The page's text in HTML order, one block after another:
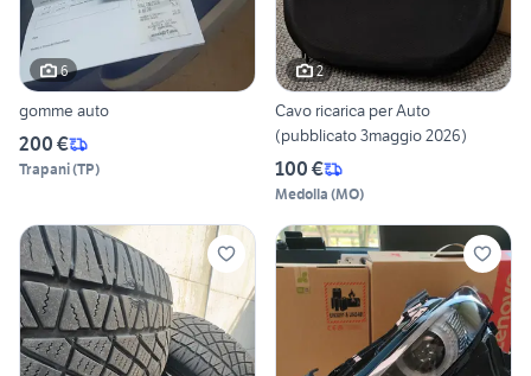
6
gomme auto
200 €
Trapani(TP)
2
Cavo ricarica per Auto
(pubblicato 3maggio 2026)
100 €
Medolla (MO)